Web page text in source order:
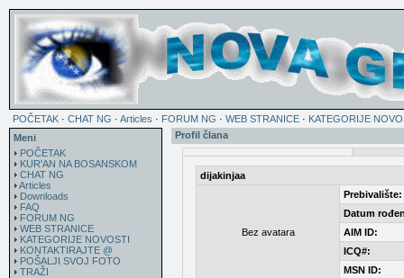
POČETAK · CHAT NG · Articles · FORUM NG · WEB STRANICE · KATEGORIJE
Meni
POČETAK
KUR'AN NA BOSANSKOM
CHAT NG
Articles
Downloads
FAQ
FORUM NG
WEB STRANICE
KATEGORIJE NOVOSTI
KONTAKTIRAJTE @
POŠALJI SVOJ FOTO
TRAŽI
Profil člana
dijakinjaa
Bez avatara
Prebivalište:
Datum
AIM ID:
ICQ#:
MSN ID: